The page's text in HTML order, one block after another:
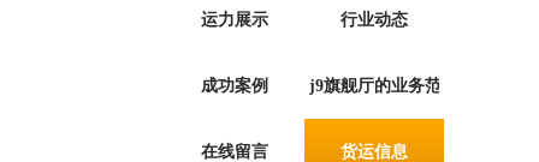
运力展示 行业动态
成功案例 j9旗舰厅的业务范围
在线留言 货运信息